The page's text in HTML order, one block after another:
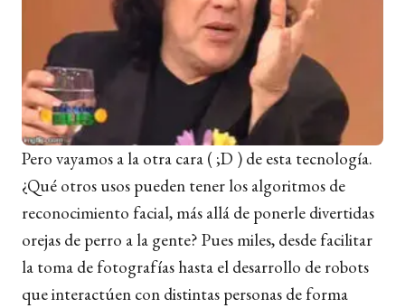
Pero vayamos a la otra cara ( ;D ) de esta tecnología.
¿Qué otros usos pueden tener los algoritmos de
reconocimiento facial, más allá de ponerle divertidas
orejas de perro a la gente? Pues miles, desde facilitar
la toma de fotografías hasta el desarrollo de robots
que interactúen con distintas personas de forma